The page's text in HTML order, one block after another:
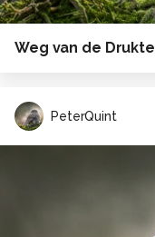
Weg van de Drukte
PeterQuint